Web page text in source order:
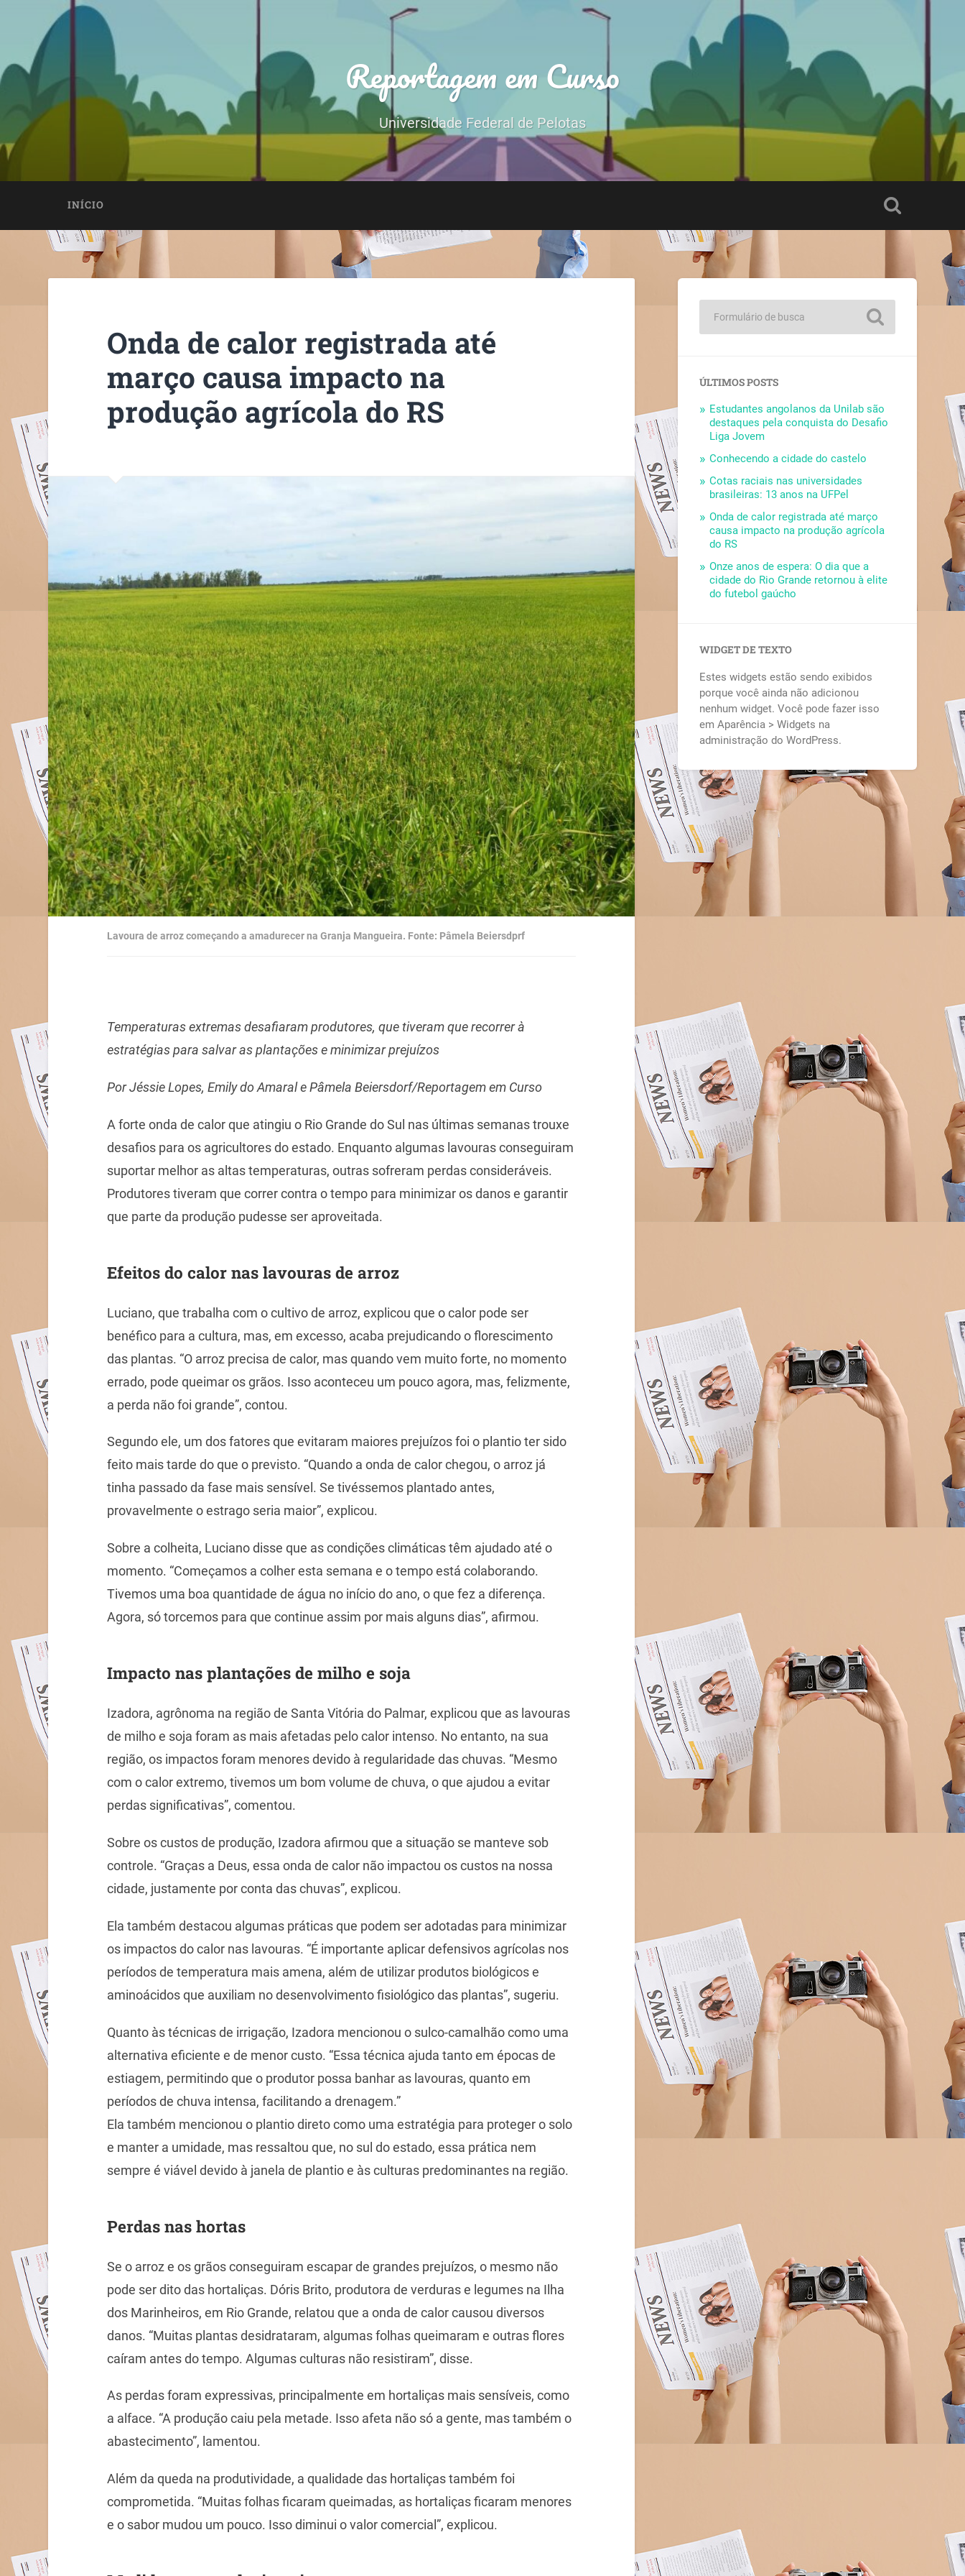
Reportagem em Curso
Universidade Federal de Pelotas
INÍCIO
Onda de calor registrada até
março causa impacto na
produção agrícola do RS
Lavoura de arroz começando a amadurecer na Granja Mangueira. Fonte: Pâmela Beiersdprf
Temperaturas extremas desafiaram produtores, que tiveram que recorrer à
estratégias para salvar as plantações e minimizar prejuízos
Por Jéssie Lopes, Emily do Amaral e Pâmela Beiersdorf/Reportagem em Curso
A forte onda de calor que atingiu o Rio Grande do Sul nas últimas semanas trouxe
desafios para os agricultores do estado. Enquanto algumas lavouras conseguiram
suportar melhor as altas temperaturas, outras sofreram perdas consideráveis.
Produtores tiveram que correr contra o tempo para minimizar os danos e garantir
que parte da produção pudesse ser aproveitada.
Efeitos do calor nas lavouras de arroz
Luciano, que trabalha com o cultivo de arroz, explicou que o calor pode ser
benéfico para a cultura, mas, em excesso, acaba prejudicando o florescimento
das plantas. “O arroz precisa de calor, mas quando vem muito forte, no momento
errado, pode queimar os grãos. Isso aconteceu um pouco agora, mas, felizmente,
a perda não foi grande”, contou.
Segundo ele, um dos fatores que evitaram maiores prejuízos foi o plantio ter sido
feito mais tarde do que o previsto. “Quando a onda de calor chegou, o arroz já
tinha passado da fase mais sensível. Se tivéssemos plantado antes,
provavelmente o estrago seria maior”, explicou.
Sobre a colheita, Luciano disse que as condições climáticas têm ajudado até o
momento. “Começamos a colher esta semana e o tempo está colaborando.
Tivemos uma boa quantidade de água no início do ano, o que fez a diferença.
Agora, só torcemos para que continue assim por mais alguns dias”, afirmou.
Impacto nas plantações de milho e soja
Izadora, agrônoma na região de Santa Vitória do Palmar, explicou que as lavouras
de milho e soja foram as mais afetadas pelo calor intenso. No entanto, na sua
região, os impactos foram menores devido à regularidade das chuvas. “Mesmo
com o calor extremo, tivemos um bom volume de chuva, o que ajudou a evitar
perdas significativas”, comentou.
Sobre os custos de produção, Izadora afirmou que a situação se manteve sob
controle. “Graças a Deus, essa onda de calor não impactou os custos na nossa
cidade, justamente por conta das chuvas”, explicou.
Ela também destacou algumas práticas que podem ser adotadas para minimizar
os impactos do calor nas lavouras. “É importante aplicar defensivos agrícolas nos
períodos de temperatura mais amena, além de utilizar produtos biológicos e
aminoácidos que auxiliam no desenvolvimento fisiológico das plantas”, sugeriu.
Quanto às técnicas de irrigação, Izadora mencionou o sulco-camalhão como uma
alternativa eficiente e de menor custo. “Essa técnica ajuda tanto em épocas de
estiagem, permitindo que o produtor possa banhar as lavouras, quanto em
períodos de chuva intensa, facilitando a drenagem.”
Ela também mencionou o plantio direto como uma estratégia para proteger o solo
e manter a umidade, mas ressaltou que, no sul do estado, essa prática nem
sempre é viável devido à janela de plantio e às culturas predominantes na região.
Perdas nas hortas
Se o arroz e os grãos conseguiram escapar de grandes prejuízos, o mesmo não
pode ser dito das hortaliças. Dóris Brito, produtora de verduras e legumes na Ilha
dos Marinheiros, em Rio Grande, relatou que a onda de calor causou diversos
danos. “Muitas plantas desidrataram, algumas folhas queimaram e outras flores
caíram antes do tempo. Algumas culturas não resistiram”, disse.
As perdas foram expressivas, principalmente em hortaliças mais sensíveis, como
a alface. “A produção caiu pela metade. Isso afeta não só a gente, mas também o
abastecimento”, lamentou.
Além da queda na produtividade, a qualidade das hortaliças também foi
comprometida. “Muitas folhas ficaram queimadas, as hortaliças ficaram menores
e o sabor mudou um pouco. Isso diminui o valor comercial”, explicou.
ÚLTIMOS POSTS
Estudantes angolanos da Unilab são
destaques pela conquista do Desafio
Liga Jovem
Conhecendo a cidade do castelo
Cotas raciais nas universidades
brasileiras: 13 anos na UFPel
Onda de calor registrada até março
causa impacto na produção agrícola
do RS
Onze anos de espera: O dia que a
cidade do Rio Grande retornou à elite
do futebol gaúcho
WIDGET DE TEXTO
Estes widgets estão sendo exibidos
porque você ainda não adicionou
nenhum widget. Você pode fazer isso
em Aparência > Widgets na
administração do WordPress.